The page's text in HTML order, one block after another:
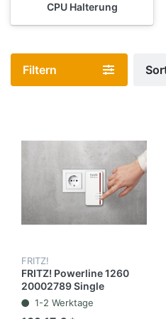
CPU Halterung
Filtern
FRITZ!
FRITZ! Powerline 1260
20002789 Single
1-2 Werktage